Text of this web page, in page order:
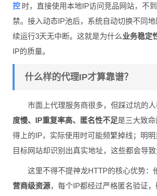
控 时，直接使用本地IP访问竞品网站，不
禁。接入动态IP池后，系统自动切换不同
续运行3天无中断。这就是为什么业务稳定
IP的质量。
什么样的代理IP才算靠谱？
市面上代理服务商很多，但踩过坑的人
度慢、IP重复率高、匿名性不足是三大致
得上的IP，实际使用时可能频繁掉线；明明
目标网站却识别出真实地址，这些都会导致
这里不得不提神龙HTTP的核心优势：
营商级资源，每个IP都经过严格匿名验证